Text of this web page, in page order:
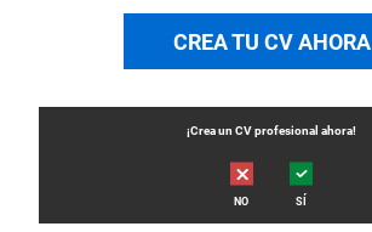
CREA TU CV AHORA
¡Crea un CVprofesional ahora!
NO SÍ